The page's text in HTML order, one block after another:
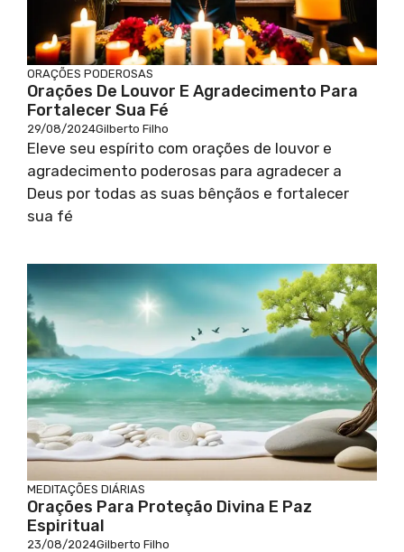
ORAÇÕES PODEROSAS
Orações De Louvor E Agradecimento Para
Fortalecer Sua Fé
29/08/2024Gilberto Filho
Eleve seu espírito com orações de louvor e
agradecimento poderosas para agradecer a
Deus por todas as suas bênçãos e fortalecer
sua fé
MEDITAÇÕES DIÁRIAS
Orações Para Proteção Divina E Paz
Espiritual
23/08/2024Gilberto Filho